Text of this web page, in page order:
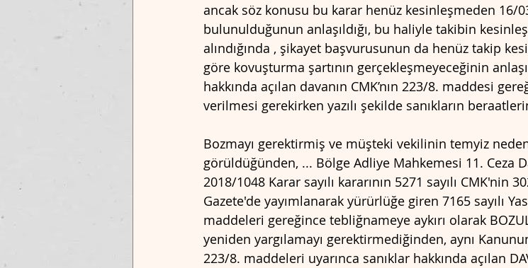
ancak söz konusu bu karar henüz kesinleşmeden 16/
bulunulduğunun anlaşıldığı, bu haliyle takibin
alındığında , şikayet başvurusunun da henüz takip
göre kovuşturma şartının gerçekleşmeyeceğinin
hakkında açılan davanın CMK’nın 223/8. maddesi
verilmesi gerekirken yazılı şekilde sanıkların
Bozmayı gerektirmiş ve müşteki vekilinin temyiz
görüldüğünden, ... Bölge Adliye Mahkemesi 11. Ceza
2018/1048 Karar sayılı kararının 5271 sayılı CMK'nin
Gazete'de yayımlanarak yürürlüğe giren 7165 sayılı
maddeleri gereğince tebliğnameye aykırı olarak
yeniden yargılamayı gerektirmediğinden, aynı Kanunun
223/8. maddeleri uyarınca sanıklar hakkında açılan